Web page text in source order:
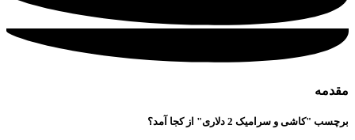
مقدمه
برچسب "کاشی و سرامیک 2 دلاری" از کجا آمد؟